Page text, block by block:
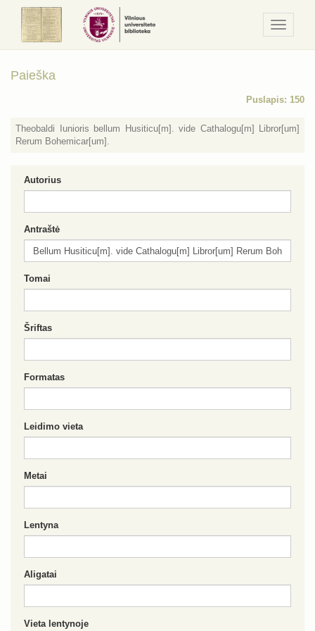
/
Meniu
Paieška
Puslapis: 150
Theobaldi Iunioris bellum Husiticu[m]. vide Cathalogu[m] Libror[um]
Rerum Bohemicar[um].
Autorius
Antraštė
Tomai
Šriftas
Formatas
Leidimo vieta
Metai
Lentyna
Aligatai
Vieta lentynoje